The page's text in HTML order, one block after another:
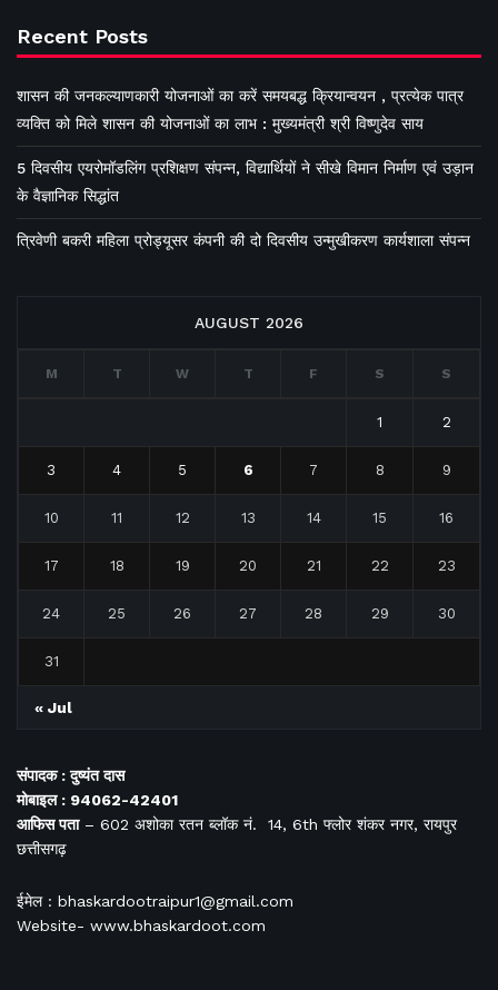
Recent Posts
शासन की जनकल्याणकारी योजनाओं का करें समयबद्ध क्रियान्वयन , प्रत्येक पात्र
व्यक्ति को मिले शासन की योजनाओं का लाभ : मुख्यमंत्री श्री विष्णुदेव साय
5 दिवसीय एयरोमॉडलिंग प्रशिक्षण संपन्न, विद्यार्थियों ने सीखे विमान निर्माण एवं उड़ान
के वैज्ञानिक सिद्धांत
त्रिवेणी बकरी महिला प्रोड्यूसर कंपनी की दो दिवसीय उन्मुखीकरण कार्यशाला संपन्न
AUGUST 2026
M T W T F S S
1 2
3 4 5 6 7 8 9
10 11 12 13 14 15 16
17 18 19 20 21 22 23
24 25 26 27 28 29 30
31
« Jul
संपादक : दुष्यंत दास
मोबाइल : 94062-42401
आफिसपता– 602 अशोका रतन ब्लॉक नं. 14, 6th फ्लोर शंकर नगर, रायपुर
छत्तीसगढ़
ईमेल : bhaskardootraipur1@gmail.com
Website- www.bhaskardoot.com